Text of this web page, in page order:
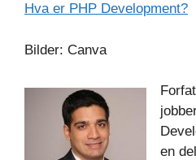
Hva er PHP Development?
Bilder: Canva
en